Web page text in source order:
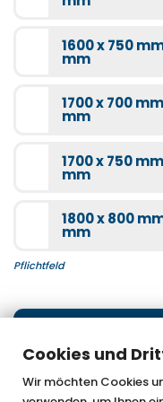
Cookies und
Wir möchten Cookies
1600 x 750
mm
1700 x 700
mm
1700 x 750
mm
1800 x 800
mm
Pflichtfeld
Nächster Schritt